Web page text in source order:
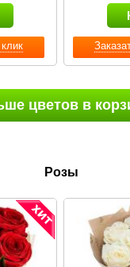
цветов в
Розы